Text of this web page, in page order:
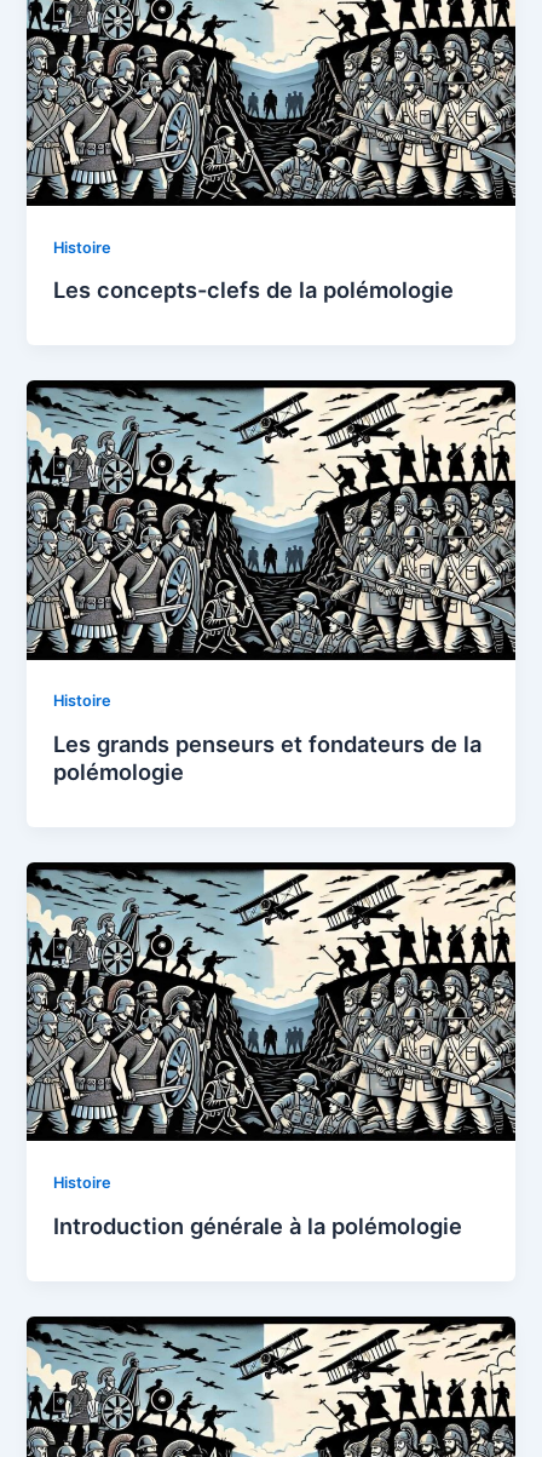
Histoire
Les concepts-clefs de la polémologie
Histoire
Les grands penseurs et fondateurs de la
polémologie
Histoire
Introduction générale à la polémologie